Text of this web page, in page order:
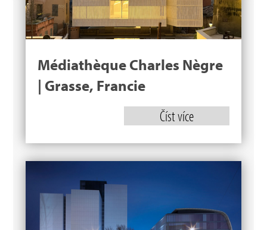
Médiathèque Charles Nègre
| Grasse, Francie
Číst více